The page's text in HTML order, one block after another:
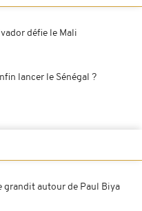
défie le Mali
lancer le Sénégal ?
grandit autour de Paul Biya